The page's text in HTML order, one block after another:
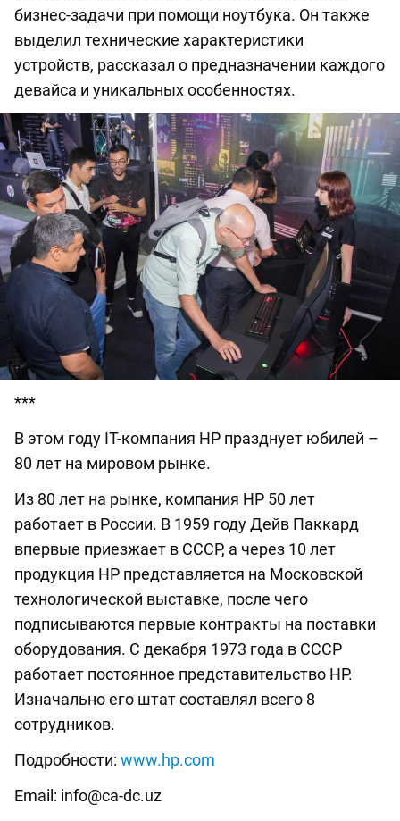
бизнес-задачи при помощи ноутбука. Он также
выделил технические характеристики
устройств, рассказал о предназначении каждого
девайса и уникальных особенностях.
***
В этом году IT-компания HP празднует юбилей –
80 лет на мировом рынке.
Из 80 лет на рынке, компания НР 50 лет
работает в России. В 1959 году Дейв Паккард
впервые приезжает в СССР, а через 10 лет
продукция HP представляется на Московской
технологической выставке, после чего
подписываются первые контракты на поставки
оборудования. С декабря 1973 года в СССР
работает постоянное представительство НР.
Изначально его штат составлял всего 8
сотрудников.
Подробности: www.hp.com
Email: info@ca-dc.uz